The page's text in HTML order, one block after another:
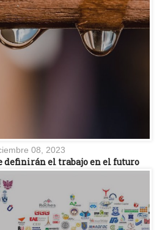
08, 2023
definirán el trabajo en el futuro